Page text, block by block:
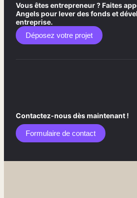
Vous êtes entrepreneur ? Faites
Angels pour lever des fonds et
entreprise.
Déposez votre projet
Contactez-nous dès maintenant !
Formulaire de contact​